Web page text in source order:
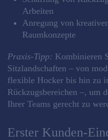
Arbeiten
Anregung von
Raumkonzepte
Praxis-Tipp: Kombinieren
Sitzlandschaften – von
flexible Hocker bis hin zu
Rückzugsbereichen –, um
Ihrer Teams gerecht zu
Erster Kunden-